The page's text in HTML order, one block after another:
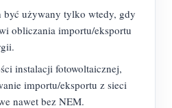
używany tylko wtedy, gdy
obliczania importu/eksportu
instalacji fotowoltaicznej,
importu/eksportu z sieci
nawet bez NEM.